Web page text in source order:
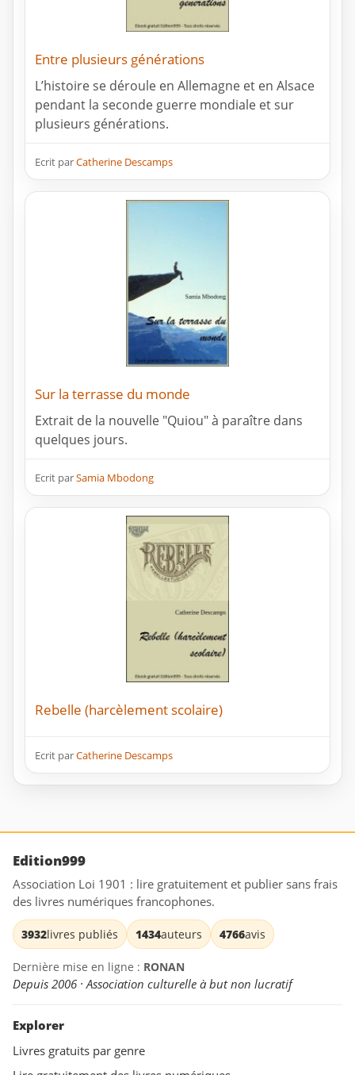
Entre plusieurs générations
L’histoire se déroule en Allemagne et en Alsace
pendant la seconde guerre mondiale et sur
plusieurs générations.
Ecrit parCatherine Descamps
Sur la terrasse du monde
Extrait de la nouvelle "Quiou" à paraître dans
quelques jours.
Ecrit parSamia Mbodong
Rebelle (harcèlement scolaire)
Ecrit parCatherine Descamps
Edition999
Association Loi 1901 : lire gratuitement et publier sans frais
des livres numériques francophones.
3932livres publiés 1434auteurs 4766avis
Dernière mise en ligne : RONAN
Depuis 2006 · Association culturelle à but non lucratif
Explorer
Livres gratuits par genre